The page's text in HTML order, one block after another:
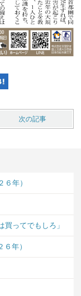
次の記事
年）
ってでもしろ」
年）